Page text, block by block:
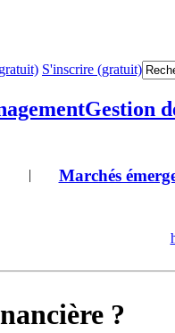
S'inscrire (gratuit)
Gestion
| Marchés
?